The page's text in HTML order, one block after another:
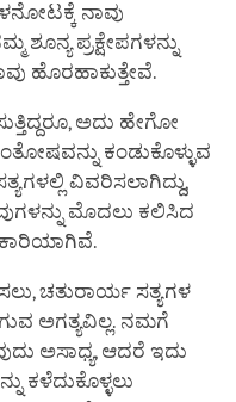
ನಾವು
ಪ್ರಕ್ಷೇಪಗಳನ್ನು
ಹೊರಹಾಕುತ್ತೇವೆ.
ಅದು ಹೇಗೋ
ಕಂಡುಕೊಳ್ಳುವ
ವಿವರಿಸಲಾಗಿದ್ದು,
ಮೊದಲು ಕಲಿಸಿದ
ಚತುರಾರ್ಯ ಸತ್ಯಗಳ
ಅಗತ್ಯವಿಲ್ಲ. ನಮಗೆ
ಅಸಾಧ್ಯ, ಆದರೆ ಇದು
ಕಳೆದುಕೊಳ್ಳಲು